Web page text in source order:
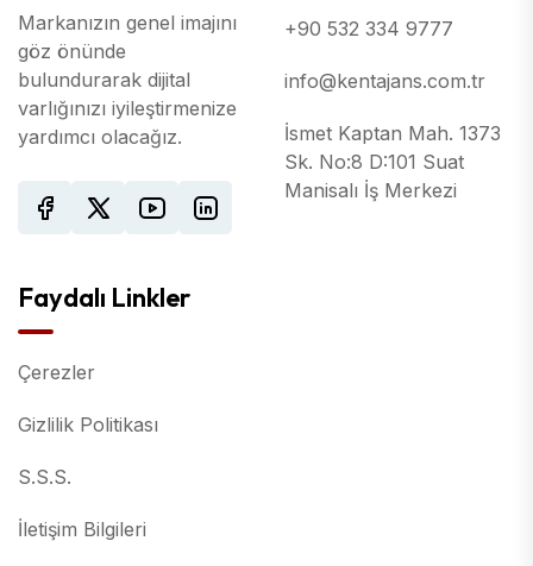
Markanızın genel imajını
göz önünde
bulundurarak dijital
varlığınızı iyileştirmenize
yardımcı olacağız.
+90 532 334 9777
info@kentajans.com.tr
İsmet Kaptan Mah. 1373
Sk. No:8 D:101 Suat
Manisalı İş Merkezi
Faydalı Linkler
Çerezler
Gizlilik Politikası
S.S.S.
İletişim Bilgileri